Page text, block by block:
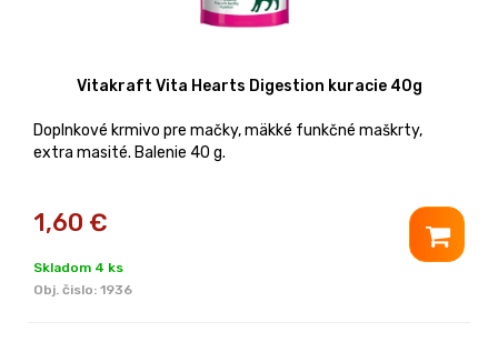
Vitakraft Vita Hearts Digestion kuracie 40g
Doplnkové krmivo pre mačky, mäkké funkčné maškrty,
extra masité. Balenie 40 g.
1,60 €
Skladom 4 ks
Obj. čislo: 1936